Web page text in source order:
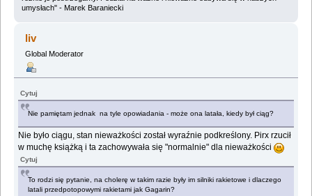
umysłach" - Marek Baraniecki
liv
Global Moderator
Cytuj
Nie pamiętam jednak na tyle opowiadania - może ona latała, kiedy był ciąg?
Nie było ciągu, stan nieważkości został wyraźnie podkreślony. Pirx rzucił
w muchę książką i ta zachowywała się "normalnie" dla nieważkości
Cytuj
To rodzi się pytanie, na cholerę w takim razie były im silniki rakietowe i dlaczego
latali przedpotopowymi rakietami jak Gagarin?